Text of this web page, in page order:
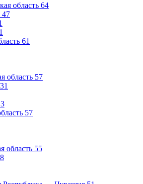
область 64
47
1
61
область 57
31
3
57
область 55